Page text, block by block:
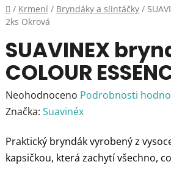
Domů
/ Krmení / Bryndáky a slintáčky /
2ks Okrová
SUAVINEX
COLOUR
Průměrné
hodnocení
je
0,0
Neohodnoceno Podrobnosti
Značka: Suavinéx
Praktický bryndák vyrobený z
kapsičkou, která zachytí všechno,